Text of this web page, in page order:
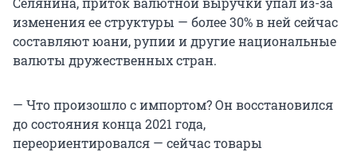
изменения ее структуры — более 30% в ней сейчас
составляют юани, рупии и другие национальные
валюты дружественных стран.
— Что произошло с импортом? Он восстановился
до состояния конца 2021 года,
переориентировался — сейчас товары